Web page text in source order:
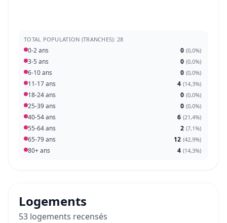
TOTAL POPULATION (TRANCHES): 28
0-2 ans 0 (0,0%)
3-5 ans 0 (0,0%)
6-10 ans 0 (0,0%)
11-17 ans 4 (14,3%)
18-24 ans 0 (0,0%)
25-39 ans 0 (0,0%)
40-54 ans 6 (21,4%)
55-64 ans 2 (7,1%)
65-79 ans 12 (42,9%)
80+ ans 4 (14,3%)
Logements
53 logements recensés